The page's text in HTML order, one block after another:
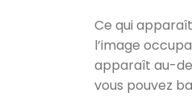
Ce qui
l’image
apparaît au-
vous pouvez